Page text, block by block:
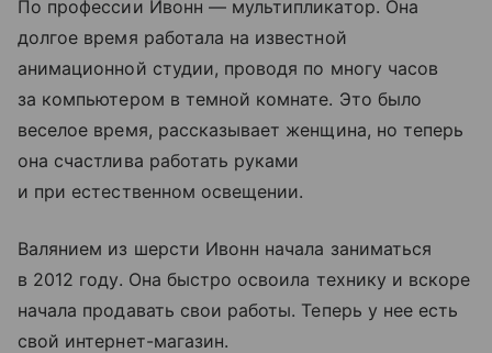
По профессии Ивонн — мультипликатор. Она
долгое время работала на известной
анимационной студии, проводя по многу часов
за компьютером в темной комнате. Это было
веселое время, рассказывает женщина, но теперь
она счастлива работать руками
и при естественном освещении.
Валянием из шерсти Ивонн начала заниматься
в 2012 году. Она быстро освоила технику и вскоре
начала продавать свои работы. Теперь у нее есть
свой интернет-магазин.